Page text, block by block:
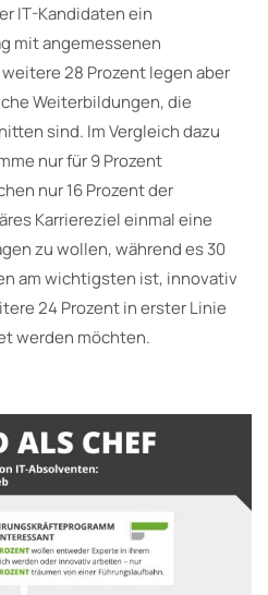
IT-Kandidaten ein
mit angemessenen
28 Prozent legen aber
Weiterbildungen, die
sind. Im Vergleich dazu
nur für 9 Prozent
nur 16 Prozent der
Karriereziel einmal eine
zu wollen, während es 30
am wichtigsten ist, innovativ
24 Prozent in erster Linie
werden möchten.